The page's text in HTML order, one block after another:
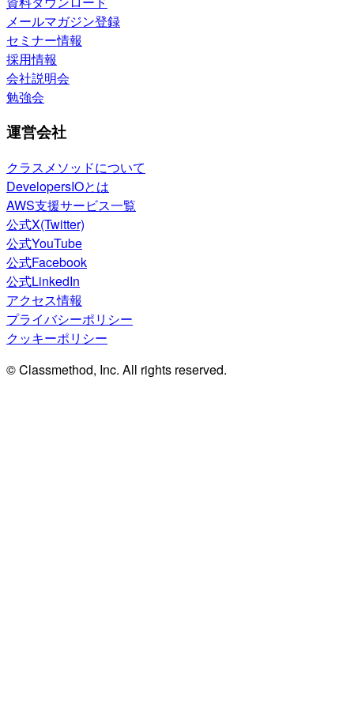
メールマガジン登録
セミナー情報
採用情報
会社説明会
勉強会
運営会社
クラスメソッドについて
DevelopersIOとは
AWS支援サービス一覧
公式X(Twitter)
公式YouTube
公式Facebook
公式LinkedIn
アクセス情報
プライバシーポリシー
クッキーポリシー
© Classmethod, Inc. All rights reserved.